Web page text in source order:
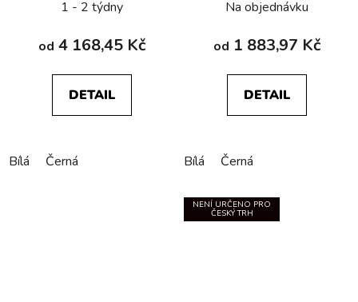
1 - 2 týdny
od 4 168,45 Kč
DETAIL
Bílá Černá
Na objednávku
od 1 883,97 Kč
DETAIL
Bílá Černá
NENÍ URČENO PRO
ČESKÝ TRH